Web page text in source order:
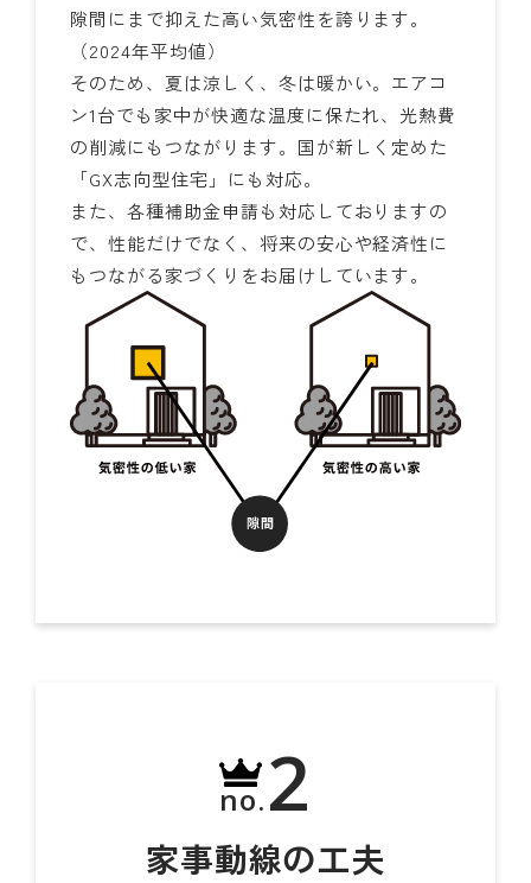
隙間にまで抑えた高い気密性を誇ります。
（2024年平均値）
そのため、夏は涼しく、冬は暖かい。エアコ
ン1台でも家中が快適な温度に保たれ、光熱費
の削減にもつながります。国が新しく定めた
「GX志向型住宅」にも対応。
また、各種補助金申請も対応しておりますの
で、性能だけでなく、将来の安心や経済性に
もつながる家づくりをお届けしています。
no.2
家事動線の工夫